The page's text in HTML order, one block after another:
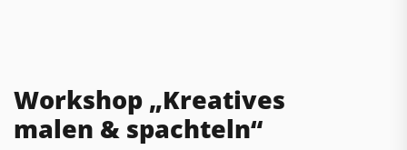
Workshop „Kreatives
malen & spachteln“